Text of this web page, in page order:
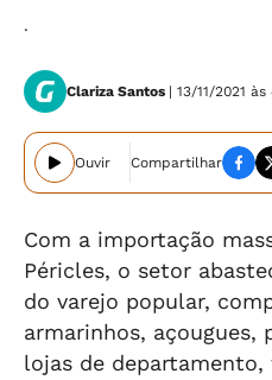
.
Clariza Santos | 13/11/2021 às
Ouvir Compartilhar
Com a importação
Péricles, o setor
do varejo popular,
armarinhos, açougues,
lojas de departamento,